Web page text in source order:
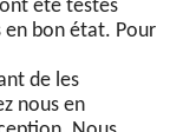
selon un
le taux de